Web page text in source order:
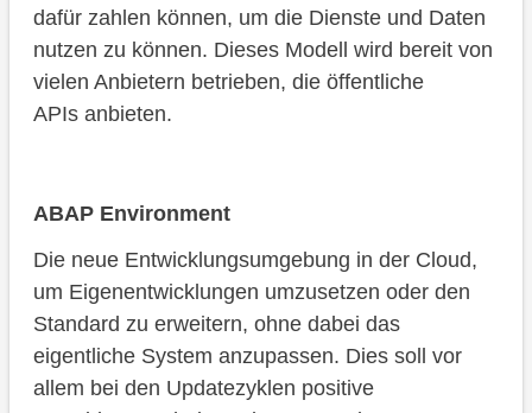
dafür zahlen können, um die Dienste und Daten
nutzen zu können. Dieses Modell wird bereit von
vielen Anbietern betrieben, die öffentliche
APIs anbieten.
ABAP Environment
Die neue Entwicklungsumgebung in der Cloud,
um Eigenentwicklungen umzusetzen oder den
Standard zu erweitern, ohne dabei das
eigentliche System anzupassen. Dies soll vor
allem bei den Updatezyklen positive